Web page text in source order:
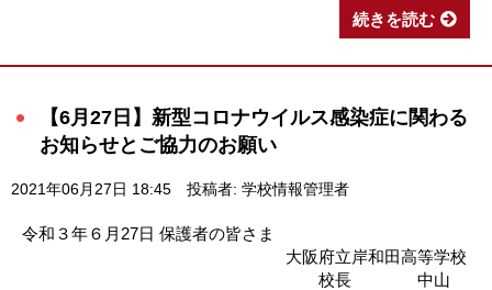
続きを読む
【6月27日】新型コロナウイルス感染症に関わる
お知らせとご協力のお願い
2021年06月27日 18:45 投稿者: 学校情報管理者
令和３年６月27日 保護者の皆さま
大阪府立岸和田高等学校
校長 中山